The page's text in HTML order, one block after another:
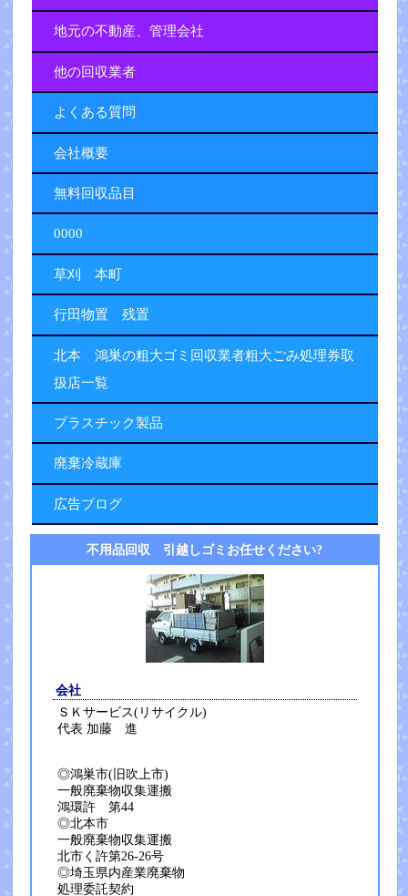
地元の不動産、管理会社
他の回収業者
よくある質問
会社概要
無料回収品目
0000
草刈 本町
行田物置 残置
北本 鴻巣の粗大ゴミ回収業者粗大ごみ処理券取
扱店一覧
プラスチック製品
廃棄冷蔵庫
広告ブログ
不用品回収 引越しゴミお任せください?
会社
ＳＫサービス(リサイクル)
代表 加藤 進
◎鴻巣市(旧吹上市)
一般廃棄物収集運搬
鴻環許 第44
◎北本市
一般廃棄物収集運搬
北市く許第26-26号
◎埼玉県内産業廃棄物
処理委託契約